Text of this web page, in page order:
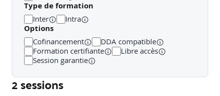
Introduction au langage vectoriel
Le vecteur et la matrice
Accès et manipulation vectorielle : application aux
données
L'objet data.frame et manipulation de données
Type de formation
Inter Intra
Options
Cofinancement
DDA compatible
Formation certifiante
Libre accès
Session garantie
2 sessions